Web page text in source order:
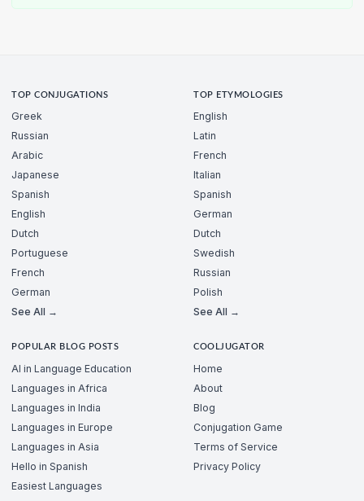
TOP CONJUGATIONS
Greek
Russian
Arabic
Japanese
Spanish
English
Dutch
Portuguese
French
German
See All →
TOP ETYMOLOGIES
English
Latin
French
Italian
Spanish
German
Dutch
Swedish
Russian
Polish
See All →
POPULAR BLOG POSTS
AI in Language Education
Languages in Africa
Languages in India
Languages in Europe
Languages in Asia
Hello in Spanish
Easiest Languages
COOLJUGATOR
Home
About
Blog
Conjugation Game
Terms of Service
Privacy Policy